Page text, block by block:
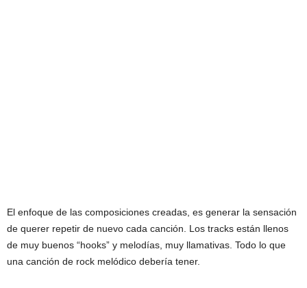
El enfoque de las composiciones creadas, es generar la sensación
de querer repetir de nuevo cada canción. Los tracks están llenos
de muy buenos “hooks” y melodías, muy llamativas. Todo lo que
una canción de rock melódico debería tener.